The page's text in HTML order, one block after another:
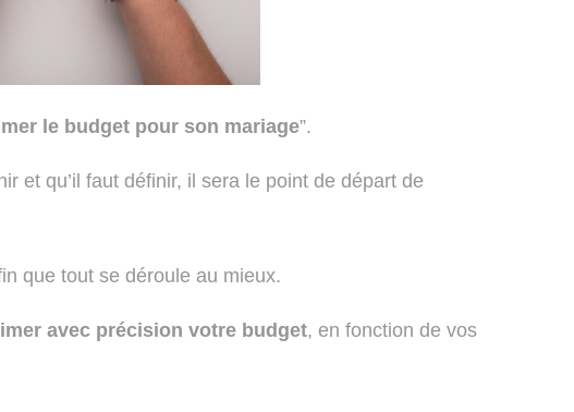
le budget pour son mariage”.
et qu’il faut définir, il sera le point de départ de
que tout se déroule au mieux.
avec précision votre budget, en fonction de vos